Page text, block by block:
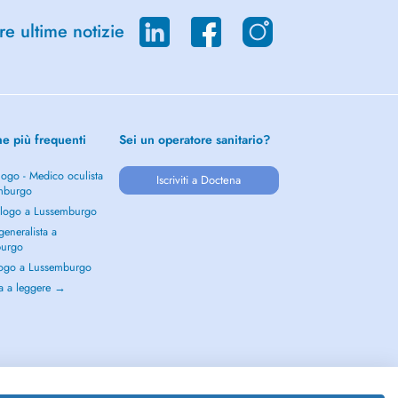
ultime notizie
più frequenti
- Medico oculista
a Lussemburgo
a
a Lussemburgo
a leggere →
Sei un operatore sanitario?
Iscriviti a Doctena